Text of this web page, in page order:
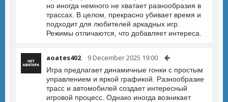
но иногда немного не хватает разнообразия в
трассах. В целом, прекрасно убивает время и
подходит для любителей аркадных игр.
Режимы отличаются, что добавляет интереса.
aoates402 9 December 2025 19:00
Игра предлагает динамичные гонки с простым
управлением и яркой графикой. Разнообразие
трасс и автомобилей создает интересный
игровой процесс. Однако иногда возникает